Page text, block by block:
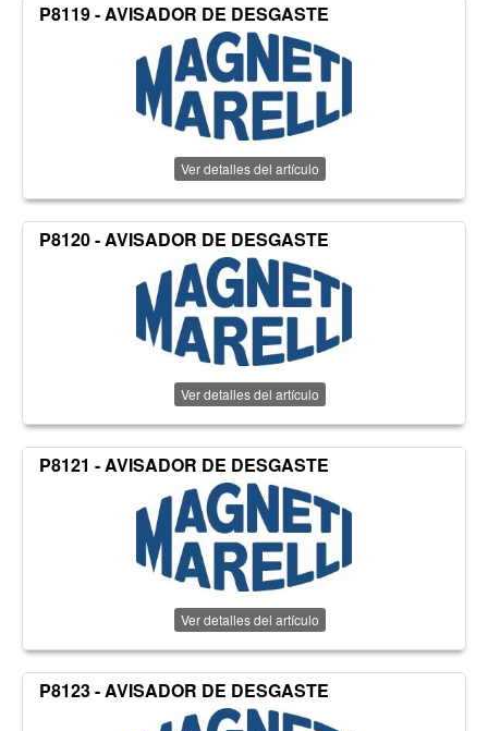
P8119 - AVISADOR DE DESGASTE
Ver detalles del artículo
P8120 - AVISADOR DE DESGASTE
Ver detalles del artículo
P8121 - AVISADOR DE DESGASTE
Ver detalles del artículo
P8123 - AVISADOR DE DESGASTE